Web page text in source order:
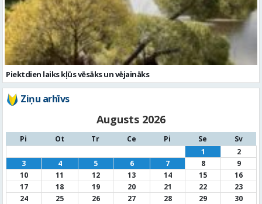
Piektdien laiks kļūs vēsāks un vējaināks
Ziņu arhīvs
Augusts 2026
Pi Ot Tr Ce Pi Se
Sv
1
2
3
4 5 6 7 8
9
10
11 12 13 14 15
16
17
18 19 20 21 22
23
24
25 26 27 28 29
30